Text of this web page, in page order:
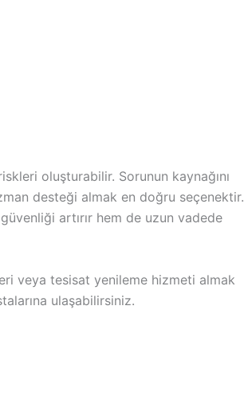
oluşturabilir. Sorunun kaynağını
desteği almak en doğru seçenektir.
artırır hem de uzun vadede
veya tesisat yenileme hizmeti almak
ulaşabilirsiniz.